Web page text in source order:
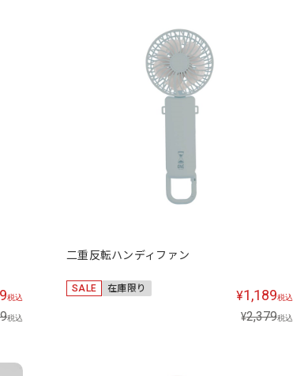
税込
税込
二重反転ハンディファン
SALE 在庫限り ¥1,189税込
¥2,379税込